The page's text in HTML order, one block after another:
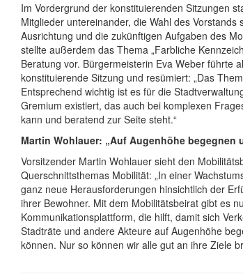
Im Vordergrund der konstituierenden Sitzungen
Mitglieder untereinander, die Wahl des Vorstands
Ausrichtung und die zukünftigen Aufgaben des
stellte außerdem das Thema „Farbliche
Beratung vor. Bürgermeisterin Eva Weber führte
konstituierende Sitzung und resümiert: „Das
Entsprechend wichtig ist es für die
Gremium existiert, das auch bei komplexen
kann und beratend zur Seite steht.“
Martin Wohlauer: „Auf Augenhöhe begegnen
Vorsitzender Martin Wohlauer sieht den
Querschnittsthemas Mobilität: „In einer
ganz neue Herausforderungen hinsichtlich der
ihrer Bewohner. Mit dem Mobilitätsbeirat gibt es
Kommunikationsplattform, die hilft, damit sich
Stadträte und andere Akteure auf Augenhöhe
können. Nur so können wir alle gut an ihre Ziele